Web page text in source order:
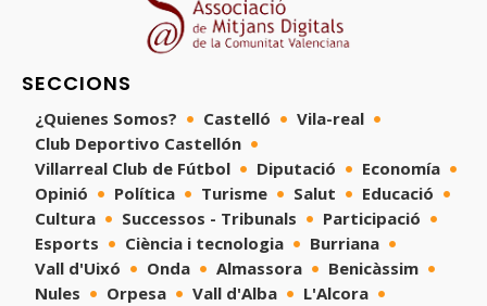
SECCIONS
¿Quienes Somos? Castelló
Vila-real
Club Deportivo Castellón
Villarreal Club de Fútbol
Diputació
Economía
Opinió
Política Turisme Salut
Educació
Cultura
Successos - Tribunals
Participació
Esports
Ciència i tecnologia
Burriana
Vall d'Uixó
Onda Almassora
Benicàssim
Nules
Orpesa Vall d'Alba
L'Alcora